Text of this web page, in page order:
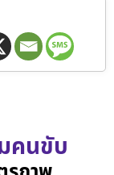
คนขับ